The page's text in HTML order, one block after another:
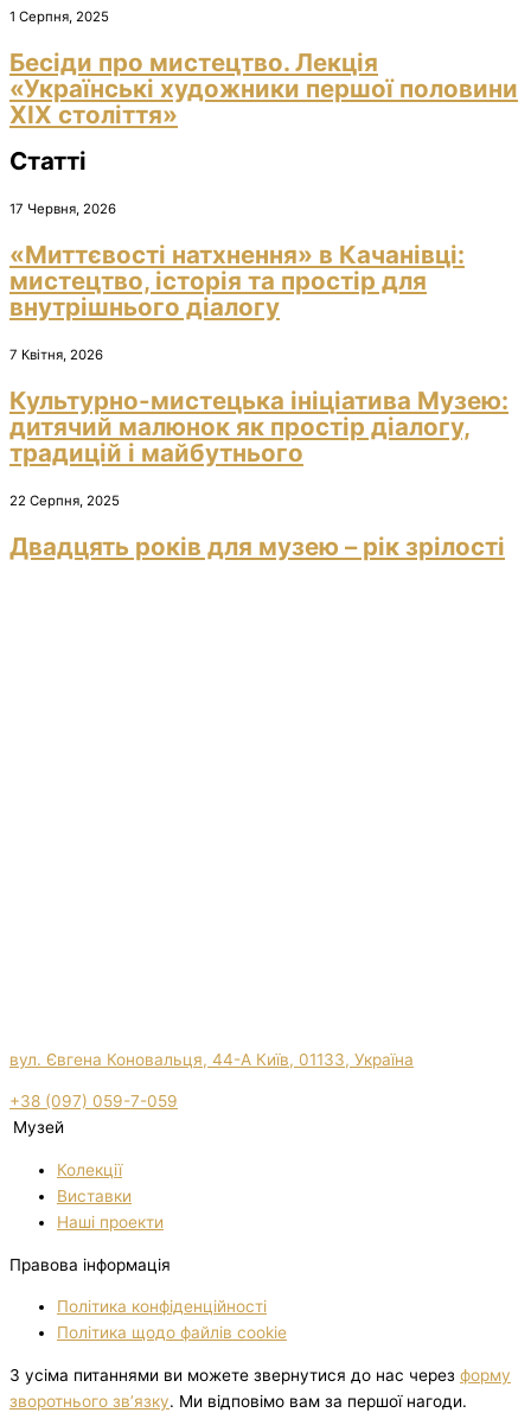
1 Серпня, 2025
Бесіди про мистецтво. Лекція
«Українські художники першої половини
ХІХ століття»
Статті
17 Червня, 2026
«Миттєвості натхнення» в Качанівці:
мистецтво, історія та простір для
внутрішнього діалогу
7 Квітня, 2026
Культурно-мистецька ініціатива Музею:
дитячий малюнок як простір діалогу,
традицій і майбутнього
22 Серпня, 2025
Двадцять років для музею – рік зрілості
вул. Євгена Коновальця, 44-А Київ, 01133, Україна
+38 (097) 059-7-059
Музей
Колекції
Виставки
Нашi проекти
Правова інформація
Політика конфіденційності
Політика щодо файлів cookie
З усіма питаннями ви можете звернутися до нас через форму
зворотнього зв’язку. Ми відповімо вам за першої нагоди.